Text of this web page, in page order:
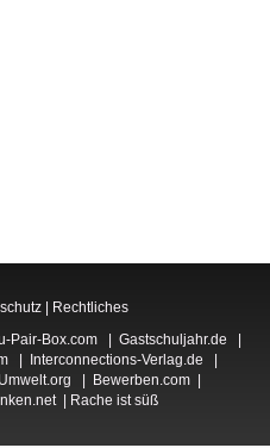
Rechtliches
Pair-Box.com | Gastschuljahr.de |
| Interconnections-Verlag.de |
| Bewerben.com |
| Rache ist süß